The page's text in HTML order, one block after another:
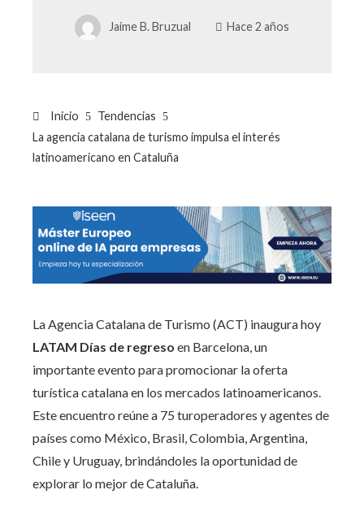
Jaime B. Bruzual Hace 2 años
Inicio
Tendencias
La agencia catalana de turismo impulsa el interés
latinoamericano en Cataluña
La Agencia Catalana de Turismo (ACT) inaugura hoy
LATAM Días de regreso en Barcelona, ​​un
importante evento para promocionar la oferta
turística catalana en los mercados latinoamericanos.
Este encuentro reúne a 75 turoperadores y agentes de
países como México, Brasil, Colombia, Argentina,
Chile y Uruguay, brindándoles la oportunidad de
explorar lo mejor de Cataluña.